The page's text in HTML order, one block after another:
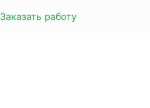
Заказать работу